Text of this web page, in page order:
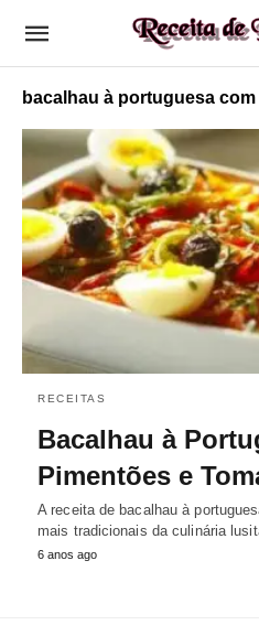
bacalhau à portuguesa
RECEITAS
Bacalhau à
Pimentões e
A receita de bacalhau à
mais tradicionais da culinária
6 anos ago